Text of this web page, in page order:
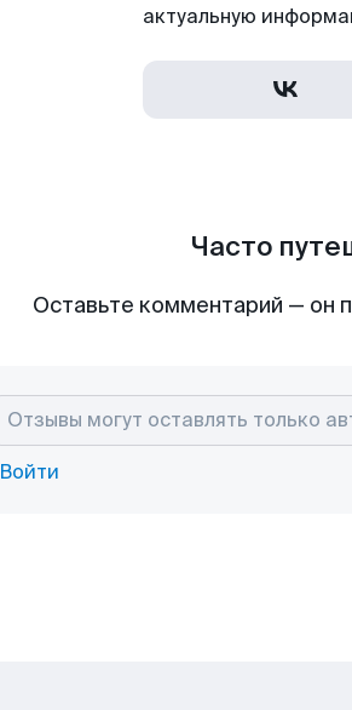
актуальную
Часто
Оставьте комментарий — он
Войти